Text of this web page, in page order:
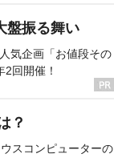
盤振る舞い
気企画「お値段その
回開催！
？
スコンピューターの